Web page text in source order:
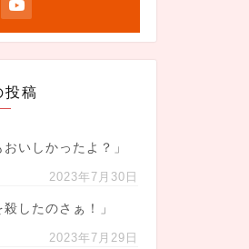
投稿
いしかったよ？」
2023年7月30日
したのさぁ！」
2023年7月29日